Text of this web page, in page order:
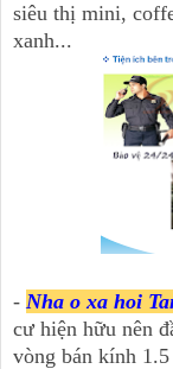
siêu thị mini,
xanh...
- Nha o xa hoi
cư hiện hữu nên
vòng bán kính